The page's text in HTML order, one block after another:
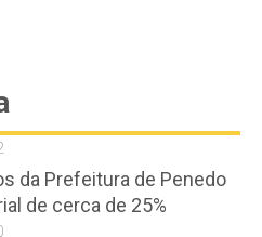
da Prefeitura de Penedo
de cerca de 25%